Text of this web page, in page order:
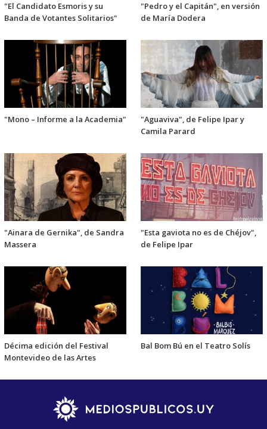
"El Candidato Esmoris y su
Banda de Votantes Solitarios"
"Pedro y el Capitán", en versión
de María Dodera
"Mono – Informe a la Academia"
"Aguaviva", de Felipe Ipar y
Camila Parard
"Ainara de Gernika", de Sandra
Massera
"Esta gaviota no es de Chéjov",
de Felipe Ipar
Décima edición del Festival
Montevideo de las Artes
Bal Bom Bú en el Teatro Solís